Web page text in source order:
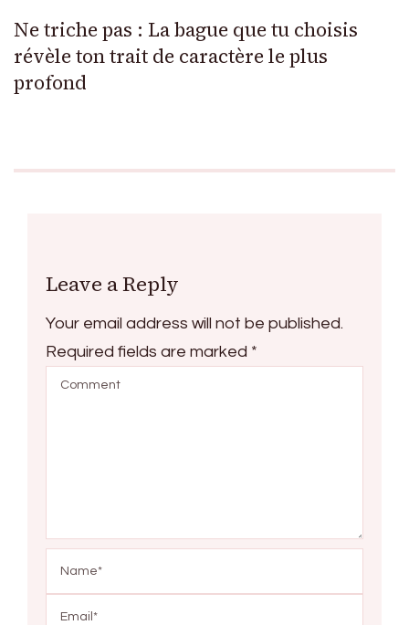
Ne triche pas : La bague que tu choisis
révèle ton trait de caractère le plus
profond
Leave a Reply
Your email address will not be published.
Required fields are marked *